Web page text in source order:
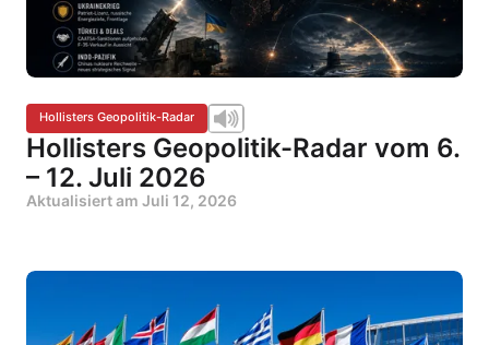
Hollisters Geopolitik-Radar
Hollisters Geopolitik-Radar vom 6.
– 12. Juli 2026
Aktualisiert am Juli 12, 2026